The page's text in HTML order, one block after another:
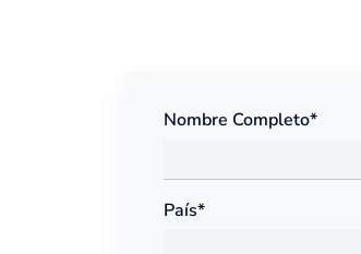
Nombre Completo*
País*